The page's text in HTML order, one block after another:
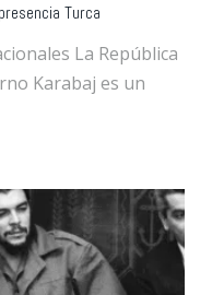
Turca
La República
Karabaj es un